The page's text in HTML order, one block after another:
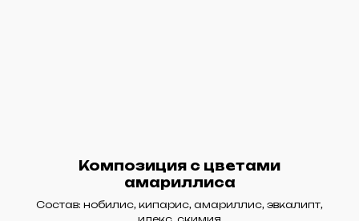
Композиция с цветами
амариллиса
Состав: нобилис, кипарис, амариллис, эвкалипт,